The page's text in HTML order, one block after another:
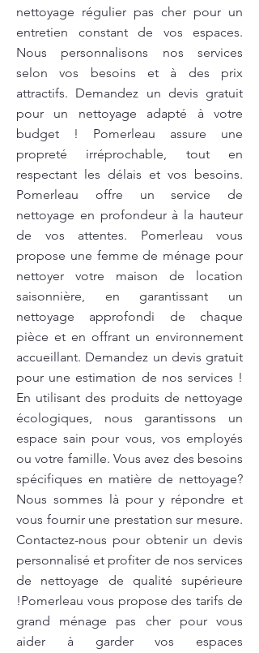
nettoyage régulier pas cher pour un
entretien constant de vos espaces.
Nous personnalisons nos services
selon vos besoins et à des prix
attractifs. Demandez un devis gratuit
pour un nettoyage adapté à votre
budget ! Pomerleau assure une
propreté irréprochable, tout en
respectant les délais et vos besoins.
Pomerleau offre un service de
nettoyage en profondeur à la hauteur
de vos attentes. Pomerleau vous
propose une femme de ménage pour
nettoyer votre maison de location
saisonnière, en garantissant un
nettoyage approfondi de chaque
pièce et en offrant un environnement
accueillant. Demandez un devis gratuit
pour une estimation de nos services !
En utilisant des produits de nettoyage
écologiques, nous garantissons un
espace sain pour vous, vos employés
ou votre famille. Vous avez des besoins
spécifiques en matière de nettoyage?
Nous sommes là pour y répondre et
vous fournir une prestation sur mesure.
Contactez-nous pour obtenir un devis
personnalisé et profiter de nos services
de nettoyage de qualité supérieure
!Pomerleau vous propose des tarifs de
grand ménage pas cher pour vous
aider à garder vos espaces